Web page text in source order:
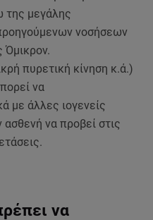
της μεγάλης
νοσήσεων
Όμικρον.
πυρετική κίνηση κ.ά.)
να
με άλλες ιογενείς
ασθενή να προβεί στις
να